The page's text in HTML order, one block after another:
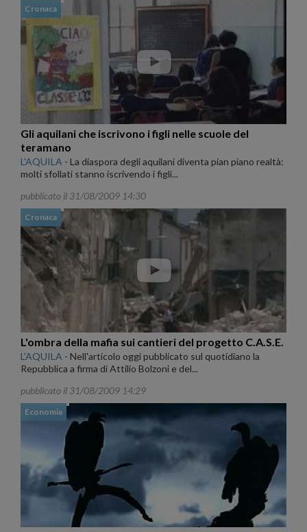
Cronaca
Gli aquilani che iscrivono i figli nelle scuole del
teramano
L'AQUILA - La diaspora degli aquilani diventa pian piano realtà:
molti sfollati stanno iscrivendo i figli...
pubblicato il 31/08/2009 14:30
Cronaca
L'ombra della mafia sui cantieri del progetto C.A.S.E.
L'AQUILA - Nell'articolo oggi pubblicato sul quotidiano la
Repubblica a firma di Attilio Bolzoni e del...
pubblicato il 31/08/2009 14:29
Economia